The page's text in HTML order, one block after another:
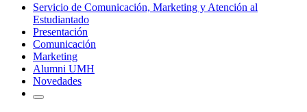
Servicio de Comunicación, Marketing y Atención al
Estudiantado
Presentación
Comunicación
Marketing
Alumni UMH
Novedades